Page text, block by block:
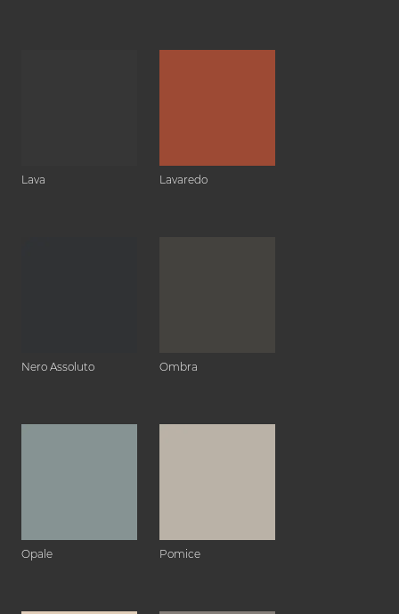
Lava Lavaredo
Nero Assoluto Ombra
Opale Pomice